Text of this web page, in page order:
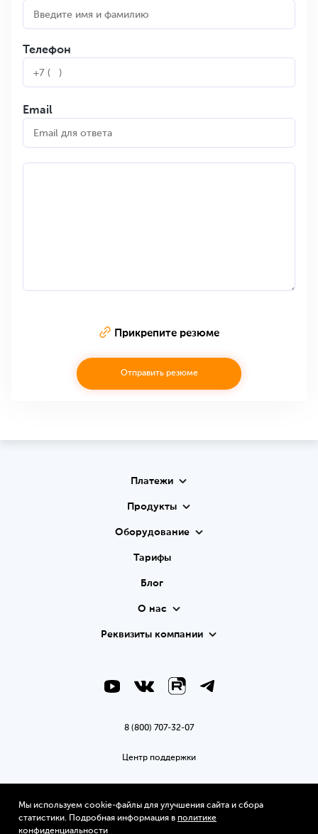
Телефон
Email
Прикрепите резюме
Отправить резюме
Платежи
Продукты
Оборудование
Тарифы
Блог
О нас
Реквизиты компании
8 (800) 707-32-07
Центр поддержки
Политика конфиденциальности
Мы используем cookie-файлы для улучшения сайта и сбора
статистики. Подробная информация в политике
конфиденциальности